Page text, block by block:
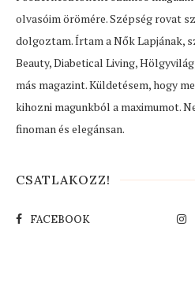
olvasóim örömére. Szépség rovat
dolgoztam. Írtam a Nők Lapjának,
Beauty, Diabetical Living,
más magazint. Küldetésem, hogy
kihozni magunkból a maximumot.
finoman és elegánsan.
CSATLAKOZZ!
FACEBOOK